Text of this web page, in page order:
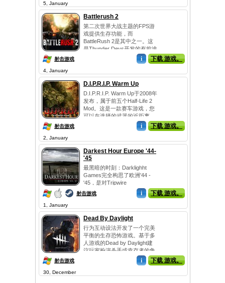
5, January
Battlerush 2
第二次世界大战主题的FPS游
戏提供生存功能，而
BattleRush 2是其中之一。这
是Thunder Devs开发的有前途
射击游戏 i 下载 游戏。
4, January
D.I.P.R.I.P. Warm Up
D.I.P.R.I.P. Warm Up于2008年
发布，属于前五个Half-Life 2
Mod。这是一款赛车游戏，您
可以在选择的武器的近距离
射击游戏 i 下载 游戏。
2, January
Darkest Hour Europe '44-
'45
最黑暗的时刻：Darklighht
Games完全构思了欧洲'44 -
'45，是对Tripwire
Interactive...
射击游戏 i 下载 游戏。
1, January
Dead By Daylight
行为互动设法开发了一个完美
平衡的生存恐怖游戏。基于多
人游戏的Dead by Daylight建
议玩家扮演杀手或幸存者的角
射击游戏 i 下载 游戏。
30, December